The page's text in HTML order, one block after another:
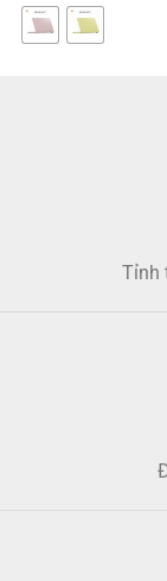
có
nhiều
chọnTỉnh